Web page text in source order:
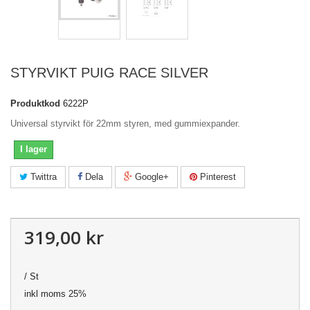
STYRVIKT PUIG RACE SILVER
Produktkod 6222P
Universal styrvikt för 22mm styren, med gummiexpander.
I lager
Twittra Dela Google+ Pinterest
319,00 kr
/ St
inkl moms 25%